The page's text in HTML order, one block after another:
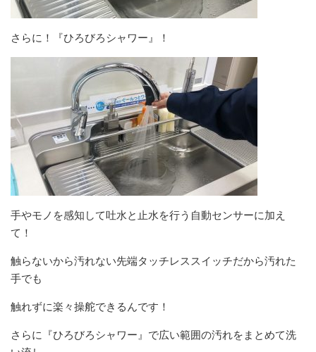
さらに！『ひろびろシャワー』！
手やモノを感知して吐水と止水を行う自動センサーに加え
て！
触らないから汚れない先端タッチレススイッチだから汚れた
手でも
触れずに楽々操舵できるんです！
さらに『ひろびろシャワー』で広い範囲の汚れをまとめて洗